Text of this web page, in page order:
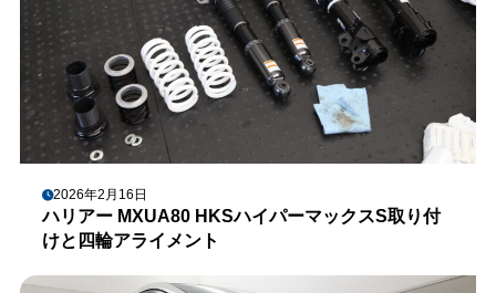
2026年2月16日
ハリアー MXUA80 HKSハイパーマックスS取り付
けと四輪アライメント